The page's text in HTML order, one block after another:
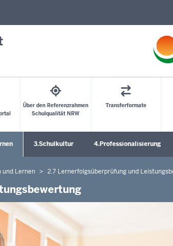
Über den Referenzrahmen
Schulqualität NRW
Transferformate
3.Schulkultur 4.Professionalisierung
und Lernen 2.7 Lernerfolgsüberprüfung und